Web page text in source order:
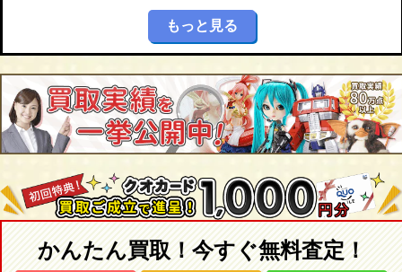
もっと見る
かんたん買取！今すぐ無料査定！